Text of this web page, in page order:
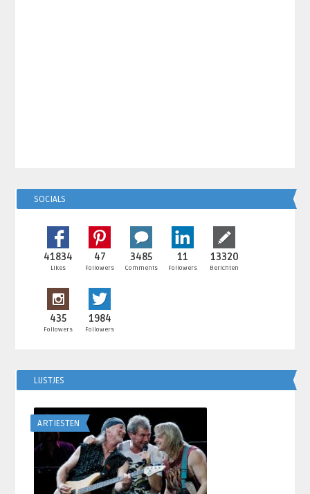
SOCIALS
41834
Likes
47
Followers
3485
Comments
11
Followers
13320
Berichten
435
Followers
1984
Followers
LIJSTJES
ARTIESTEN